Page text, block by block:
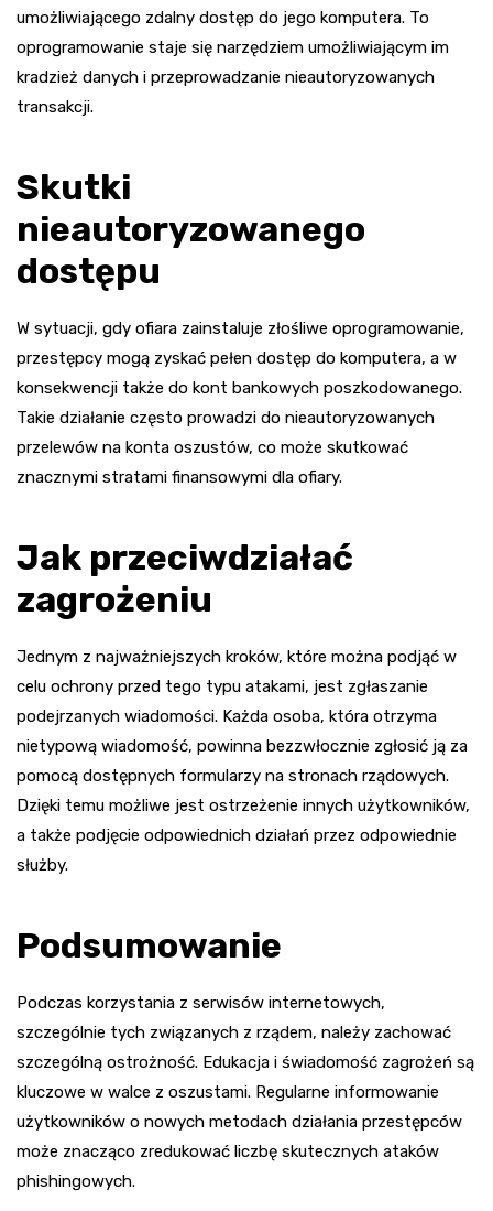
umożliwiającego zdalny dostęp do jego komputera. To
oprogramowanie staje się narzędziem umożliwiającym im
kradzież danych i przeprowadzanie nieautoryzowanych
transakcji.
Skutki
nieautoryzowanego
dostępu
W sytuacji, gdy ofiara zainstaluje złośliwe oprogramowanie,
przestępcy mogą zyskać pełen dostęp do komputera, a w
konsekwencji także do kont bankowych poszkodowanego.
Takie działanie często prowadzi do nieautoryzowanych
przelewów na konta oszustów, co może skutkować
znacznymi stratami finansowymi dla ofiary.
Jak przeciwdziałać
zagrożeniu
Jednym z najważniejszych kroków, które można podjąć w
celu ochrony przed tego typu atakami, jest zgłaszanie
podejrzanych wiadomości. Każda osoba, która otrzyma
nietypową wiadomość, powinna bezzwłocznie zgłosić ją za
pomocą dostępnych formularzy na stronach rządowych.
Dzięki temu możliwe jest ostrzeżenie innych użytkowników,
a także podjęcie odpowiednich działań przez odpowiednie
służby.
Podsumowanie
Podczas korzystania z serwisów internetowych,
szczególnie tych związanych z rządem, należy zachować
szczególną ostrożność. Edukacja i świadomość zagrożeń są
kluczowe w walce z oszustami. Regularne informowanie
użytkowników o nowych metodach działania przestępców
może znacząco zredukować liczbę skutecznych ataków
phishingowych.